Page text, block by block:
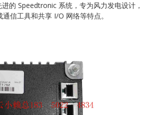
的 Speedtronic 系统，专为风力发电设计，
信工具和共享 I/O 网络等特点。